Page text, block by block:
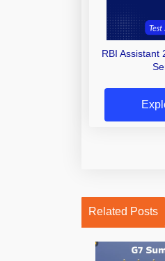
RBI Assistant
Related Posts